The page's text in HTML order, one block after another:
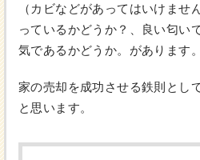
（カビなどがあってはいけませ
っているかどうか？、良い匂い
気であるかどうか。があります。
家の売却を成功させる鉄則とし
と思います。